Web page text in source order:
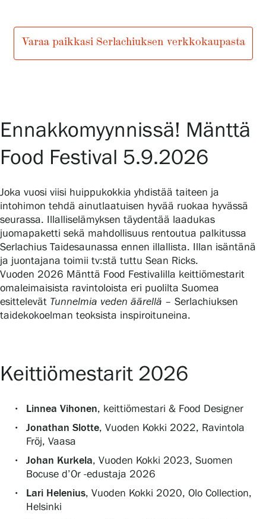
Ravintola Gösta
Serlachius Taidesauna
Serlachius Art & Sauna Express
Medialle
Vastuullisuus
Esteettömyys
Tietosuoja ja evästeet
Varaa paikkasi Serlachiuksen verkkokaupasta
Ennakkomyynnissä! Mänttä
Food Festival 5.9.2026
Joka vuosi viisi huippukokkia yhdistää taiteen ja
intohimon tehdä ainutlaatuisen hyvää ruokaa hyvässä
seurassa. Illalliselämyksen täydentää laadukas
juomapaketti sekä mahdollisuus rentoutua palkitussa
Serlachius Taidesaunassa ennen illallista. Illan isäntänä
ja juontajana toimii tv:stä tuttu Sean Ricks.
Vuoden 2026 Mänttä Food Festivalilla keittiömestarit
omaleimaisista ravintoloista eri puolilta Suomea
esittelevät Tunnelmia veden äärellä – Serlachiuksen
taidekokoelman teoksista inspiroituneina.
Keittiömestarit 2026
Linnea Vihonen, keittiömestari & Food Designer
Jonathan Slotte, Vuoden Kokki 2022, Ravintola
Fröj, Vaasa
Johan Kurkela, Vuoden Kokki 2023, Suomen
Bocuse d’Or -edustaja 2026
Lari Helenius, Vuoden Kokki 2020, Olo Collection,
Helsinki